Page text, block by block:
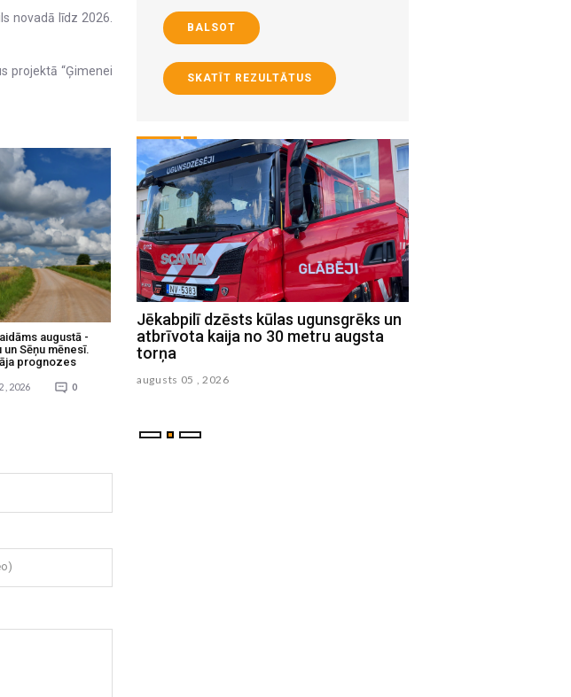
novadā līdz 2026.
projektā “Ģimenei
augustā -
un Sēņu mēnesī.
prognozes
, 2026 0
BALSOT
SKATĪT REZULTĀTUS
durvis
pusē
Jēkabpilī dzēsts kūlas ugunsgrēks un
atbrīvota kaija no 30 metru augsta
torņa
augusts 05 , 2026